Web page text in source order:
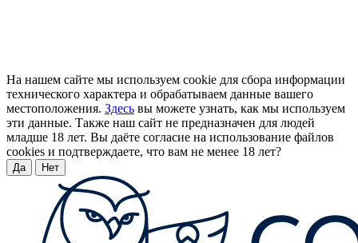
На нашем сайте мы используем cookie для сбора информации
технического характера и обрабатываем данные вашего
местоположения. Здесь вы можете узнать, как мы используем
эти данные. Также наш сайт не предназначен для людей
младше 18 лет. Вы даёте согласие на использование файлов
cookies и подтверждаете, что вам не менее 18 лет?
Да Нет